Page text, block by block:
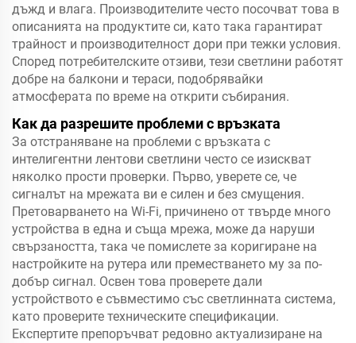
дъжд и влага. Производителите често посочват това в
описанията на продуктите си, като така гарантират
трайност и производителност дори при тежки условия.
Според потребителските отзиви, тези светлини работят
добре на балкони и тераси, подобрявайки
атмосферата по време на открити събирания.
Как да разрешите проблеми с връзката
За отстраняване на проблеми с връзката с
интелигентни лентови светлини често се изискват
няколко прости проверки. Първо, уверете се, че
сигналът на мрежата ви е силен и без смущения.
Претоварването на Wi-Fi, причинено от твърде много
устройства в една и съща мрежа, може да наруши
свързаността, така че помислете за коригиране на
настройките на рутера или преместването му за по-
добър сигнал. Освен това проверете дали
устройството е съвместимо със светлинната система,
като проверите техническите спецификации.
Експертите препоръчват редовно актуализиране на